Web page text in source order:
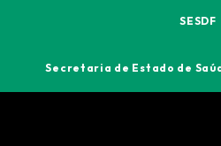
SESDF
Secretaria de Estado de